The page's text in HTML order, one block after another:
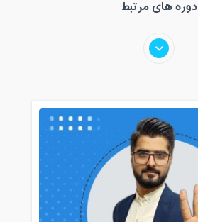
دوره های مرتبط